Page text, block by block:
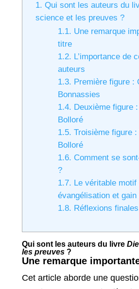
1. Qui sont les auteurs du
science et les preuves ?
1.1. Une remarque
titre
1.2. L’importance de
auteurs
1.3. Première figure :
Bonnassies
1.4. Deuxième figure
Bolloré
1.5. Troisième figure
Bolloré
1.6. Comment se
?
1.7. Le véritable motif
évangélisation et
1.8. Réflexions finales
Qui sont les auteurs du livre
les preuves?
Une remarque
Cet article aborde une